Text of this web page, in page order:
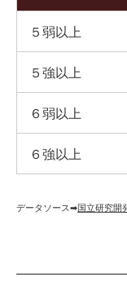
５弱以上
５強以上
６弱以上
６強以上
データソース➡︎国立研究開